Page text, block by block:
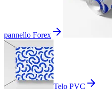
pannello Forex
Telo PVC